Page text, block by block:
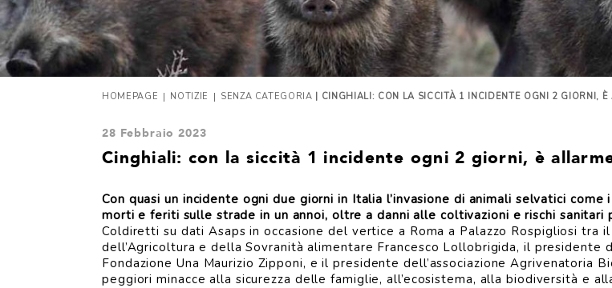
HOMEPAGE | NOTIZIE | SENZA CATEGORIA | CINGHIALI: CON LA SICCITÀ 1 INCIDENTE OGNI 2 GIORNI, È
28 Febbraio 2023
Cinghiali: con la siccità 1 incidente ogni 2 giorni, è
Con quasi un incidente ogni due giorni in Italia l’invasione di animali selvatici
morti e feriti sulle strade in un annoi, oltre a danni alle coltivazioni e rischi sanitari
Coldiretti su dati Asaps in occasione del vertice a Roma a Palazzo Rospigliosi
dell’Agricoltura e della Sovranità alimentare Francesco Lollobrigida, il presidente
Fondazione Una Maurizio Zipponi, e il presidente dell’associazione Agrivenatoria
peggiori minacce alla sicurezza delle famiglie, all’ecosistema, alla biodiversità e